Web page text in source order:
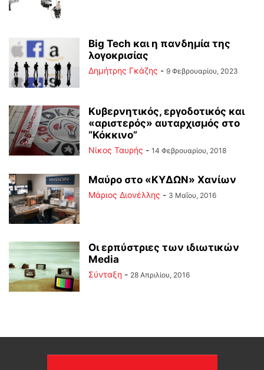
Big Tech και η πανδημία της
λογοκρισίας
Δημήτρης Γκάζης - 9 Φεβρουαρίου, 2023
Κυβερνητικός, εργοδοτικός και
«αριστερός» αυταρχισμός στο
“Κόκκινο”
Νίκος Ταυρής - 14 Φεβρουαρίου, 2018
Μαύρο στο «ΚΥΔΩΝ» Χανίων
Μάριος Διονέλλης - 3 Μαΐου, 2016
Οι ερπύστριες των ιδιωτικών
Media
Σύνταξη - 28 Απριλίου, 2016